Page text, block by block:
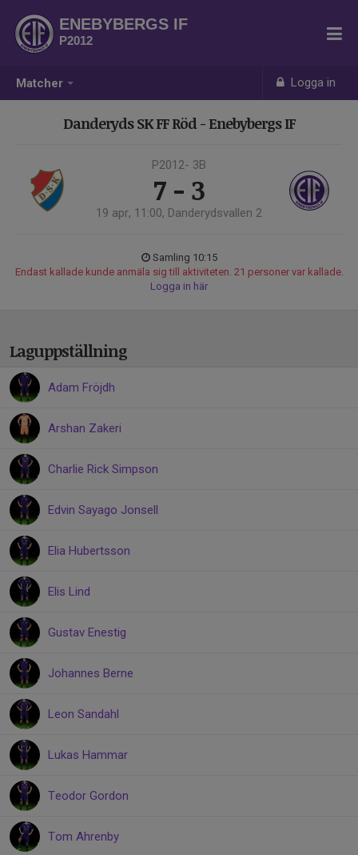
Matcher Logga in
ENEBYBERGS IF
P2012
Danderyds SK FF Röd - Enebybergs IF
P2012- 3B
7 - 3
19 apr, 11:00, Danderydsvallen 2
Samling 10:15
Endast kallade kunde anmäla sig till aktiviteten. 21 personer var kallade.
Logga in här
Laguppställning
Adam Fröjdh
Arshan Zakeri
Charlie Rick Simpson
Edvin Sayago Jonsell
Elia Hubertsson
Elis Lind
Gustav Enestig
Johannes Berne
Leon Sandahl
Lukas Hammar
Teodor Gordon
Tom Ahrenby